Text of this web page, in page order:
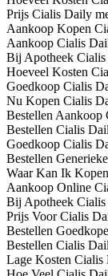
Prijs Cialis Daily
Aankoop Kopen
Aankoop Cialis
Bij Apotheek
Hoeveel Kosten
Goedkoop Cialis
Nu Kopen Cialis
Bestellen Aankoop
Bestellen Cialis
Goedkoop Cialis
Bestellen
Waar Kan Ik
Aankoop Online
Bij Apotheek
Prijs Voor Cialis
Bestellen
Bestellen Cialis
Lage Kosten Cialis